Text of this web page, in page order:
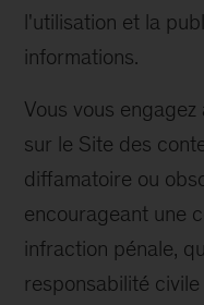
l'utilisation et la
informations.
Vous vous
sur le Site des
diffamatoire ou
encourageant une
infraction pénale,
responsabilité